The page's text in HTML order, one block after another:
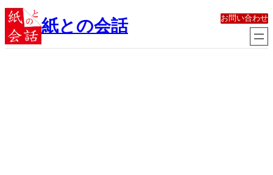
内
容
を
ス
紙との会話 お問い合わせ